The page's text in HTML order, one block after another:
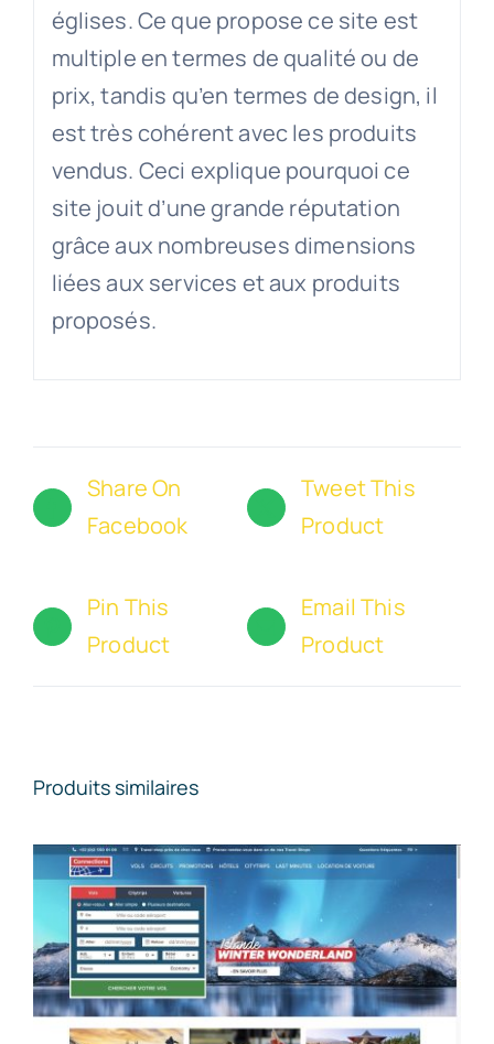
églises. Ce que propose ce site est
multiple en termes de qualité ou de
prix, tandis qu’en termes de design, il
est très cohérent avec les produits
vendus. Ceci explique pourquoi ce
site jouit d’une grande réputation
grâce aux nombreuses dimensions
liées aux services et aux produits
proposés.
Share On
Facebook
Tweet This
Product
Pin This
Product
Email This
Product
Produits similaires